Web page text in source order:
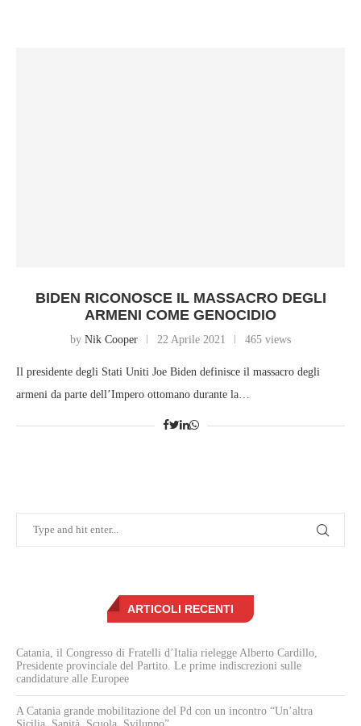
BIDEN RICONOSCE IL MASSACRO DEGLI
ARMENI COME GENOCIDIO
by Nik Cooper 22 Aprile 2021 465 views
Il presidente degli Stati Uniti Joe Biden definisce il massacro degli
armeni da parte dell’Impero ottomano durante la…
ARTICOLI RECENTI
Catania, il Congresso di Fratelli d’Italia rielegge Alberto Cardillo,
Presidente provinciale del Partito. Le prime indiscrezioni sulle
candidature alle Europee
A Catania grande mobilitazione del Pd con un incontro “Un’altra